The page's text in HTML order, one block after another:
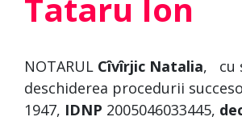
Tataru Ion
NOTARUL Cîvîrjic Natalia, cu
deschiderea procedurii
1947, IDNP 2005046033445,